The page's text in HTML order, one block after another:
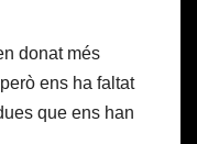
donat més
ens ha faltat
que ens han